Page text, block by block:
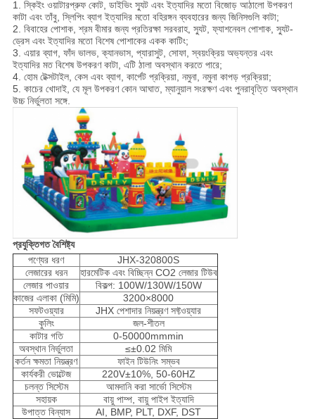
1. স্কিইং ওয়াটারপ্রুফ কোট, ডাইভিং স্যুট এবং ইত্যাদির মতো বিজোড় আঠালো উপকরণ
কাটা এবং তাঁবু, স্লিপিং ব্যাগ ইত্যাদির মতো বহিরঙ্গন ব্যবহারের জন্য জিনিসগুলি কাটা;
2. বিবাহের পোশাক, শ্রম বীমার জন্য প্রতিরক্ষা সরবরাহ, স্যুট, ফ্যাশনেবল পোশাক, স্যুট-
ড্রেস এবং ইত্যাদির মতো বিশেষ পোশাকের একক কাটিং;
3. এয়ার ব্যাগ, ফাঁদ ভালভ, ক্যানভাস, প্যারাসুট, সোফা, স্বয়ংক্রিয় অভ্যন্তর এবং
ইত্যাদির মত বিশেষ উপকরণ কাটা, এটি ঠালা অবস্থান করতে পারে;
4. হোম টেক্সটাইল, কেস এবং ব্যাগ, কার্পেট প্রক্রিয়া, নমুনা, নমুনা কাপড় প্রক্রিয়া;
5. কাচের খোদাই, যে মূল উপকরণ কোন আঘাত, ম্যানুয়াল সংরক্ষণ এবং পুনরাবৃত্তি অবস্থান
উচ্চ নির্ভুলতা সঙ্গে.
প্রযুক্তিগত বৈশিষ্ট্য
পণ্যের ধরণ
JHX-320800S
লেজারের ধরন
হারমেটিক এবং বিচ্ছিন্ন CO2 লেজার টিউব
লেজার পাওয়ার
বিকল্প: 100W/130W/150W
কাজের এলাকা (মিমি)
3200×8000
সফটওয়্যার
JHX পেশাদার নিয়ন্ত্রণ সফ্টওয়্যার
কুলিং
জল-শীতল
কাটার গতি
0-50000mmmin
অবস্থান নির্ভুলতা
≤±0.02 মিমি
কর্তন ক্ষমতা নিয়ন্ত্রণ
ফাইন টিউনিং সম্ভব
কার্যকরী ভোল্টেজ
220V±10%, 50-60HZ
চলন্ত সিস্টেম
আমদানি করা সার্ভো সিস্টেম
সহায়ক
বায়ু পাম্প, বায়ু পাইপ ইত্যাদি
উপাত্ত বিন্যাস
AI, BMP, PLT, DXF, DST